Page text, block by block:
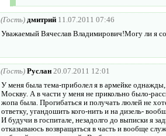
(Гость) дмитрий 11.07.2011 07:46
Уважаемый Вячеслав Владимирович!Могу ли я
(Гость) Руслан 20.07.2011 12:01
У меня была тема-приболел я в армейке
Москву. А в части у меня не прикольно было-
жопа была. Прогибаться и получать люлей не
ответку, угандошить кого-нить и на дизель-
И будучи в госпитале, незадолго до выписки я
отказываюсь возвращаться в часть и вообще